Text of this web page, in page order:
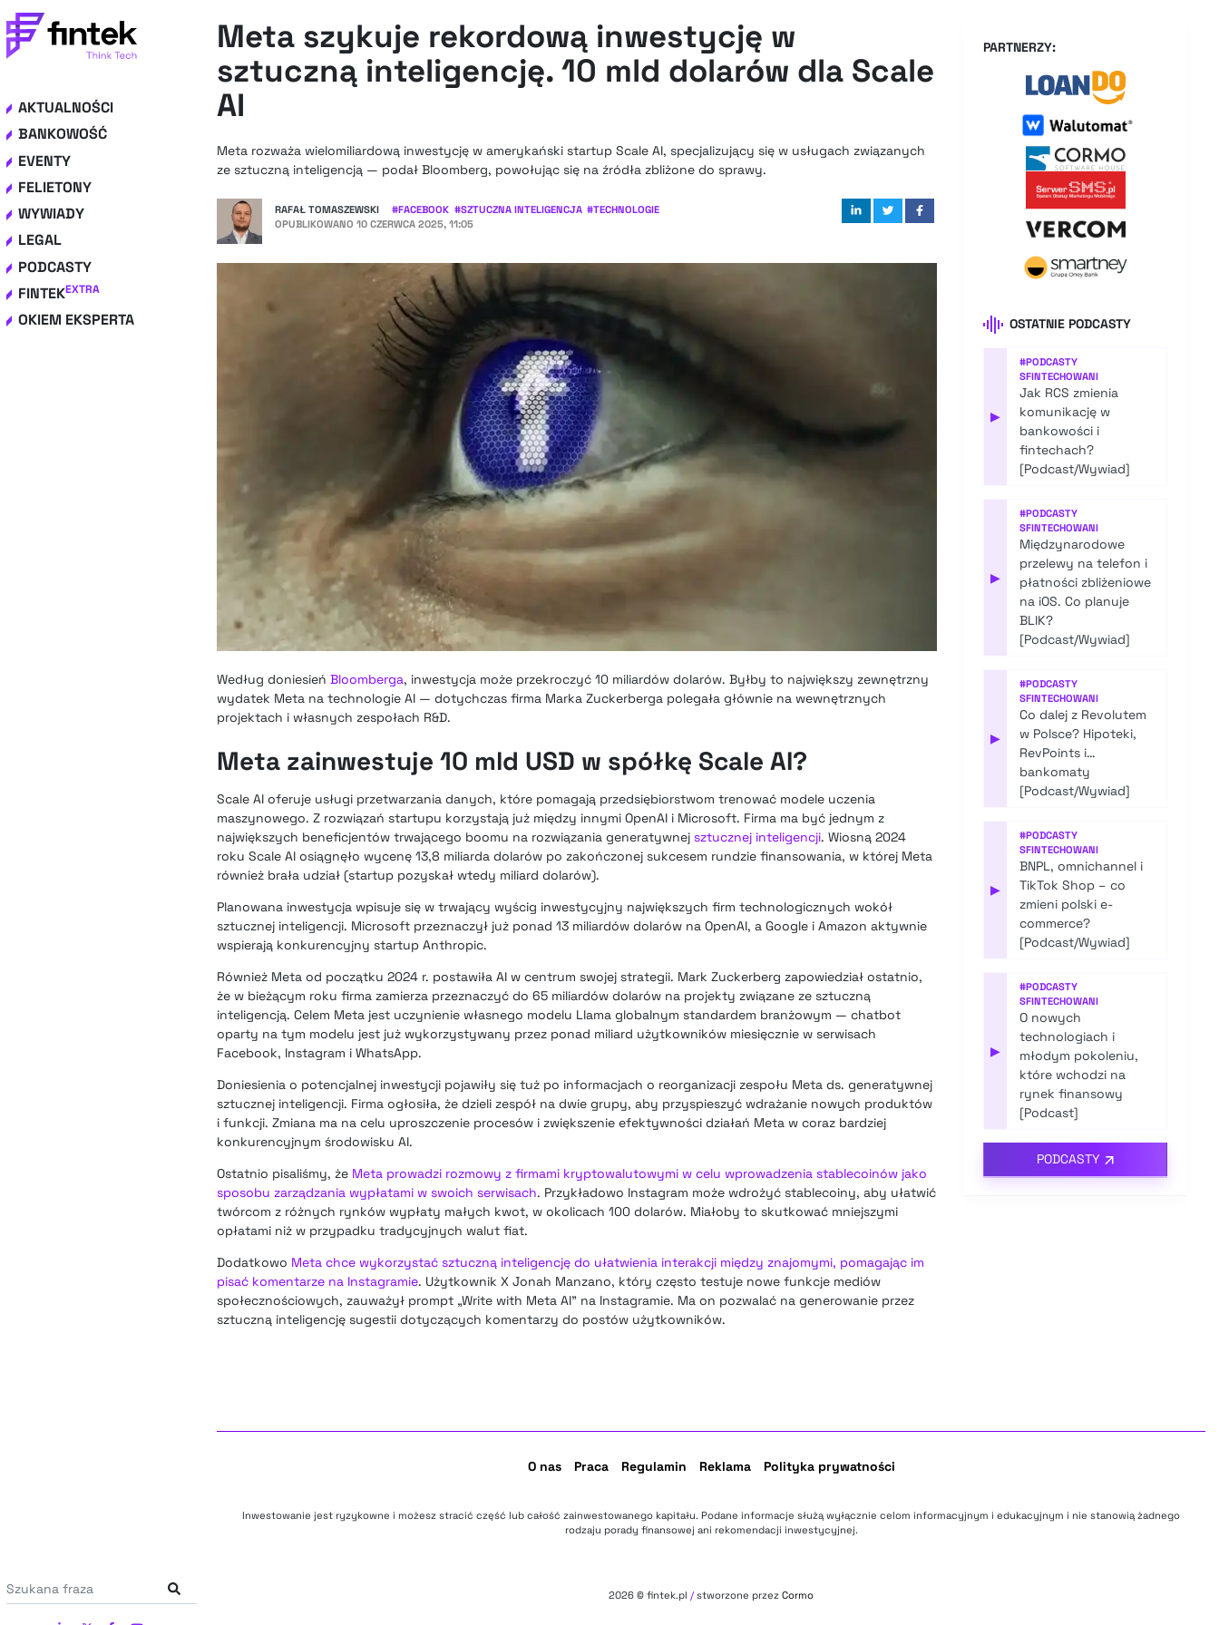
AKTUALNOŚCI
BANKOWOŚĆ
EVENTY
FELIETONY
WYWIADY
LEGAL
PODCASTY
FINTEKEXTRA
OKIEM EKSPERTA
Meta szykuje rekordową inwestycję w
sztuczną inteligencję. 10 mld dolarów dla Scale
AI
Meta rozważa wielomiliardową inwestycję w amerykański startup Scale AI, specjalizujący się w usługach związanych
ze sztuczną inteligencją — podał Bloomberg, powołując się na źródła zbliżone do sprawy.
RAFAŁ TOMASZEWSKI #FACEBOOK #SZTUCZNA INTELIGENCJA #TECHNOLOGIE
OPUBLIKOWANO 10 CZERWCA 2025, 11:05
Według doniesień Bloomberga, inwestycja może przekroczyć 10 miliardów dolarów. Byłby to największy zewnętrzny
wydatek Meta na technologie AI — dotychczas firma Marka Zuckerberga polegała głównie na wewnętrznych
projektach i własnych zespołach R&D.
Meta zainwestuje 10 mld USD w spółkę Scale AI?
Scale AI oferuje usługi przetwarzania danych, które pomagają przedsiębiorstwom trenować modele uczenia
maszynowego. Z rozwiązań startupu korzystają już między innymi OpenAI i Microsoft. Firma ma być jednym z
największych beneficjentów trwającego boomu na rozwiązania generatywnej sztucznej inteligencji. Wiosną 2024
roku Scale AI osiągnęło wycenę 13,8 miliarda dolarów po zakończonej sukcesem rundzie finansowania, w której Meta
również brała udział (startup pozyskał wtedy miliard dolarów).
Planowana inwestycja wpisuje się w trwający wyścig inwestycyjny największych firm technologicznych wokół
sztucznej inteligencji. Microsoft przeznaczył już ponad 13 miliardów dolarów na OpenAI, a Google i Amazon aktywnie
wspierają konkurencyjny startup Anthropic.
Również Meta od początku 2024 r. postawiła AI w centrum swojej strategii. Mark Zuckerberg zapowiedział ostatnio,
że w bieżącym roku firma zamierza przeznaczyć do 65 miliardów dolarów na projekty związane ze sztuczną
inteligencją. Celem Meta jest uczynienie własnego modelu Llama globalnym standardem branżowym — chatbot
oparty na tym modelu jest już wykorzystywany przez ponad miliard użytkowników miesięcznie w serwisach
Facebook, Instagram i WhatsApp.
Doniesienia o potencjalnej inwestycji pojawiły się tuż po informacjach o reorganizacji zespołu Meta ds. generatywnej
sztucznej inteligencji. Firma ogłosiła, że dzieli zespół na dwie grupy, aby przyspieszyć wdrażanie nowych produktów
i funkcji. Zmiana ma na celu uproszczenie procesów i zwiększenie efektywności działań Meta w coraz bardziej
konkurencyjnym środowisku AI.
Ostatnio pisaliśmy, że Meta prowadzi rozmowy z firmami kryptowalutowymi w celu wprowadzenia stablecoinów jako
sposobu zarządzania wypłatami w swoich serwisach. Przykładowo Instagram może wdrożyć stablecoiny, aby ułatwić
twórcom z różnych rynków wypłaty małych kwot, w okolicach 100 dolarów. Miałoby to skutkować mniejszymi
opłatami niż w przypadku tradycyjnych walut fiat.
Dodatkowo Meta chce wykorzystać sztuczną inteligencję do ułatwienia interakcji między znajomymi, pomagając im
pisać komentarze na Instagramie. Użytkownik X Jonah Manzano, który często testuje nowe funkcje mediów
społecznościowych, zauważył prompt „Write with Meta AI” na Instagramie. Ma on pozwalać na generowanie przez
sztuczną inteligencję sugestii dotyczących komentarzy do postów użytkowników.
PARTNERZY:
OSTATNIE PODCASTY
▶
#PODCASTY
SFINTECHOWANI
Jak RCS zmienia
komunikację w
bankowości i
fintechach?
[Podcast/Wywiad]
▶
#PODCASTY
SFINTECHOWANI
Międzynarodowe
przelewy na telefon i
płatności zbliżeniowe
na iOS. Co planuje
BLIK?
[Podcast/Wywiad]
▶
#PODCASTY
SFINTECHOWANI
Co dalej z Revolutem
w Polsce? Hipoteki,
RevPoints i…
bankomaty
[Podcast/Wywiad]
▶
#PODCASTY
SFINTECHOWANI
BNPL, omnichannel i
TikTok Shop – co
zmieni polski e-
commerce?
[Podcast/Wywiad]
▶
#PODCASTY
SFINTECHOWANI
O nowych
technologiach i
młodym pokoleniu,
które wchodzi na
rynek finansowy
[Podcast]
PODCASTY
O nas Praca Regulamin Reklama Polityka prywatności
Inwestowanie jest ryzykowne i możesz stracić część lub całość zainwestowanego kapitału. Podane informacje służą wyłącznie celom informacyjnym i edukacyjnym i nie stanowią żadnego
rodzaju porady finansowej ani rekomendacji inwestycyjnej.
2026 © fintek.pl / stworzone przez Cormo